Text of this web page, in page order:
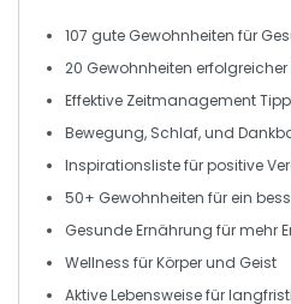
107 gute Gewohnheiten für
20 Gewohnheiten
Effektive Zeitmanagement
Bewegung, Schlaf, und
Inspirationslistefür positive
50+ Gewohnheiten für ein
Gesunde Ernährung für mehr
Wellness für Körper und Geist
Aktive Lebensweisefür